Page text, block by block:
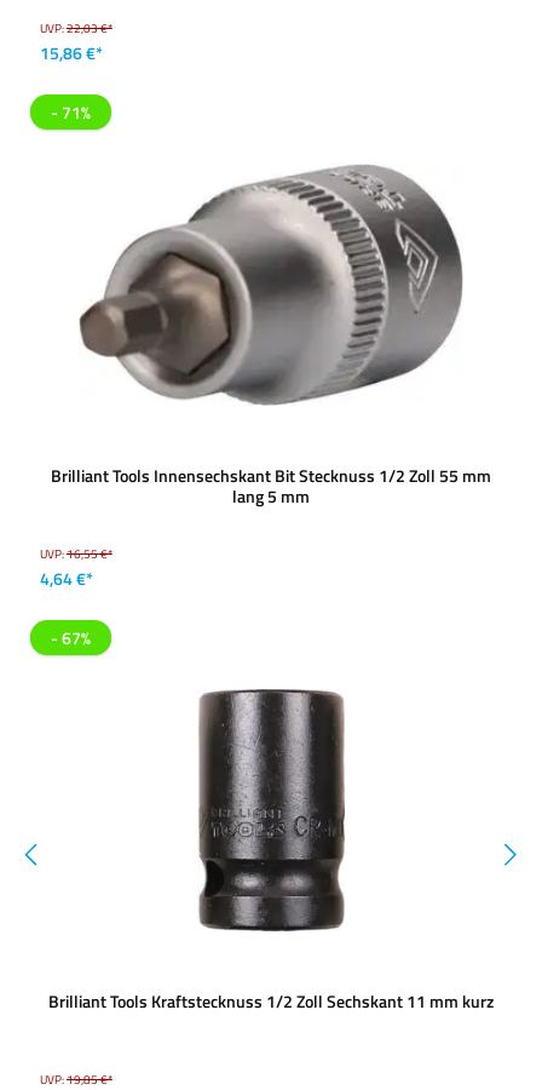
UVP:22,03 €*
15,86 €*
- 71%
Brilliant Tools Innensechskant Bit Stecknuss 1/2 Zoll 55 mm
lang 5 mm
UVP:16,55 €*
4,64 €*
- 67%
Brilliant Tools Kraftstecknuss 1/2 Zoll Sechskant 11 mm kurz
UVP:19,85 €*